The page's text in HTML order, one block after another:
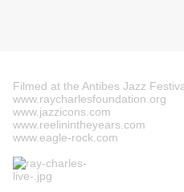
Filmed at the Antibes Jazz
www.raycharlesfoundation.org
www.jazzicons.com
www.reelinintheyears.com
www.eagle-rock.com